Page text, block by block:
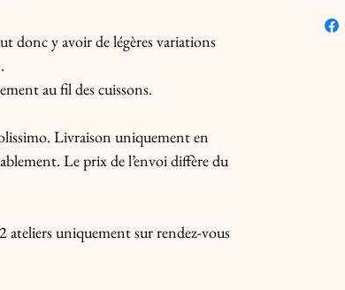
donc y avoir de légères variations
au fil des cuissons.
Livraison uniquement en
Le prix de l’envoi diffère du
ateliers uniquement sur rendez-vous